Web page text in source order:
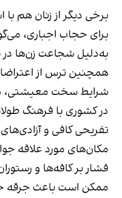
برخی دیگر از زنان هم با
برای حجاب اجباری،
به‌دلیل شجاعت زن‌ها در
همچنین ترس از
شرایط سخت
در کشوری با فرهنگ
تفریحی کافی و
مکان‌های مورد علاقه
فشار بر کافه‌ها و
ممکن است باعث جرقه